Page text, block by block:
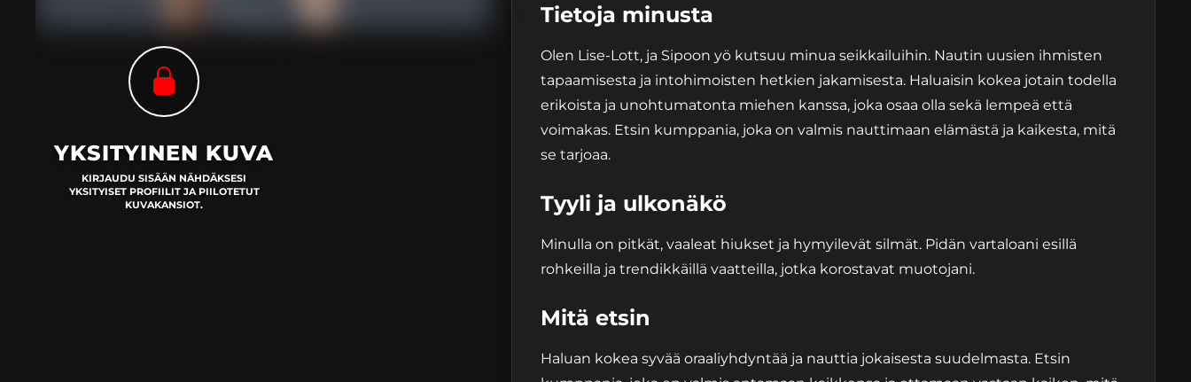
YKSITYINEN KUVA
KIRJAUDU SISÄÄN NÄHDÄKSESI
YKSITYISET PROFIILIT JA PIILOTETUT
KUVAKANSIOT.
Tietoja minusta
Olen Lise-Lott, ja Sipoon yö kutsuu minua seikkailuihin. Nautin uusien ihmisten
tapaamisesta ja intohimoisten hetkien jakamisesta. Haluaisin kokea jotain todella
erikoista ja unohtumatonta miehen kanssa, joka osaa olla sekä lempeä että
voimakas. Etsin kumppania, joka on valmis nauttimaan elämästä ja kaikesta, mitä
se tarjoaa.
Tyyli ja ulkonäkö
Minulla on pitkät, vaaleat hiukset ja hymyilevät silmät. Pidän vartaloani esillä
rohkeilla ja trendikkäillä vaatteilla, jotka korostavat muotojani.
Mitä etsin
Haluan kokea syvää oraaliyhdyntää ja nauttia jokaisesta suudelmasta. Etsin